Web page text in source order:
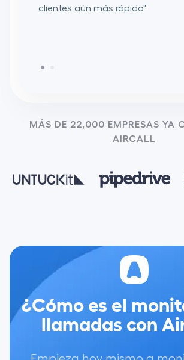
clientes aún más rápido"
MÁS DE 22,000 EMPRESAS YA
AIRCALL
¿Cómo es el
llamadas con